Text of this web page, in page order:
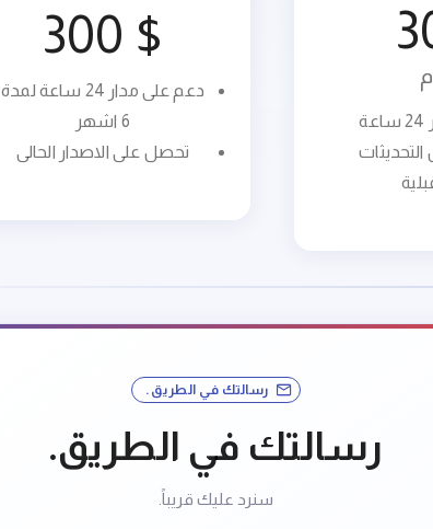
التحديثات
$ 300
دعم على مدار 24 ساعة لمدة
6 اشهر
تحصل على الاصدار الحالى
رسالتك في الطريق.
رسالتك في الطريق.
سنرد عليك قريباً.